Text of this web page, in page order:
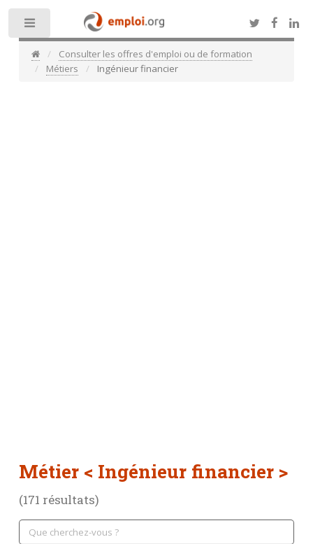
Consulter les offres d'emploi ou de formation
Métiers
Ingénieur financier
Métier < Ingénieur financier >
(171 résultats)
Toggle